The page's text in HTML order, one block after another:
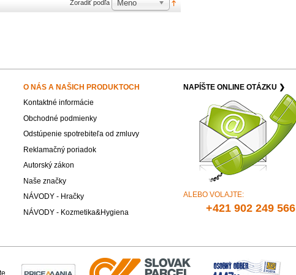
Zoradiť podľa Meno
O NÁS A NAŠICH PRODUKTOCH NAPÍŠTE ONLINE OTÁZKU ❯
ALEBO VOLAJTE:
+421 902 249 566
Kontaktné informácie
Obchodné podmienky
Odstúpenie spotrebiteľa od zmluvy
Reklamačný poriadok
Autorský zákon
Naše značky
NÁVODY - Hračky
NÁVODY - Kozmetika&Hygiena